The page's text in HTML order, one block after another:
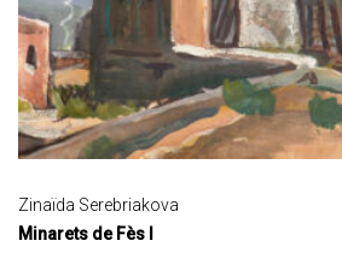
Zinaïda Serebriakova
Minarets de Fès I